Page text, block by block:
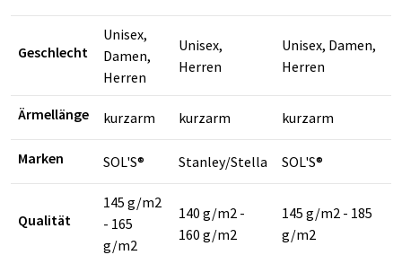
Geschlecht
Unisex,
Damen,
Herren
Unisex,
Herren
Unisex, Damen,
Herren
Ärmellänge kurzarm kurzarm kurzarm
Marken SOL'S® Stanley/Stella SOL'S®
Qualität
145 g/m2
- 165
g/m2
140 g/m2 -
160 g/m2
145 g/m2 - 185
g/m2